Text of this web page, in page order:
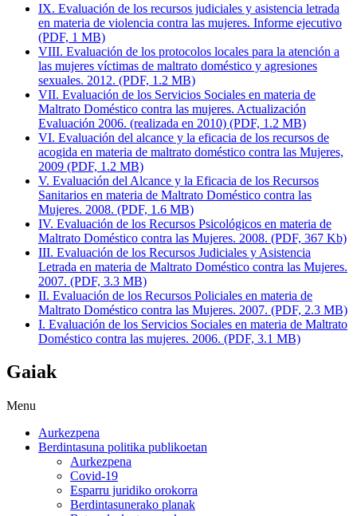
IX. Evaluación de los recursos judiciales y asistencia letrada
en materia de violencia contra las mujeres. Informe ejecutivo
(PDF, 1 MB)
VIII. Evaluación de los protocolos locales para la atención a
las mujeres víctimas de maltrato doméstico y agresiones
sexuales. 2012. (PDF, 1.2 MB)
VII. Evaluación de los Servicios Sociales en materia de
Maltrato Doméstico contra las mujeres. Actualización
Evaluación 2006. (realizada en 2010) (PDF, 1.2 MB)
VI. Evaluación del alcance y la eficacia de los recursos de
acogida en materia de maltrato doméstico contra las Mujeres,
2009 (PDF, 1.2 MB)
V. Evaluación del Alcance y la Eficacia de los Recursos
Sanitarios en materia de Maltrato Doméstico contra las
Mujeres. 2008. (PDF, 1.6 MB)
IV. Evaluación de los Recursos Psicológicos en materia de
Maltrato Doméstico contra las Mujeres. 2008. (PDF, 367 Kb)
III. Evaluación de los Recursos Judiciales y Asistencia
Letrada en materia de Maltrato Doméstico contra las Mujeres.
2007. (PDF, 3.3 MB)
II. Evaluación de los Recursos Policiales en materia de
Maltrato Doméstico contra las Mujeres. 2007. (PDF, 2.3 MB)
I. Evaluación de los Servicios Sociales en materia de Maltrato
Doméstico contra las mujeres. 2006. (PDF, 3.1 MB)
Gaiak
Menu
Aurkezpena
Berdintasuna politika publikoetan
Aurkezpena
Covid-19
Esparru juridiko orokorra
Berdintasunerako planak